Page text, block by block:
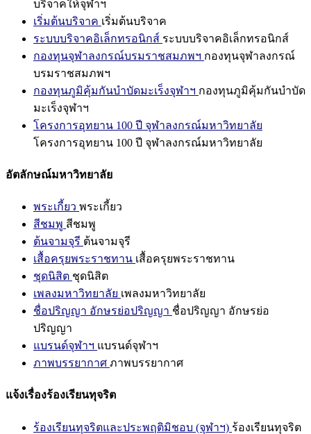
บริจาคให้จุฬาฯ
เริ่มต้นบริจาค เริ่มต้นบริจาค
ระบบบริจาคอิเล็กทรอนิกส์ ระบบบริจาคอิเล็กทรอนิกส์
กองทุนจุฬาลงกรณ์บรมราชสมภพฯ กองทุนจุฬาลงกรณ์
บรมราชสมภพฯ
กองทุนภูมิคุ้มกันบำบัดมะเร็งจุฬาฯ กองทุนภูมิคุ้มกันบำบัด
มะเร็งจุฬาฯ
โครงการอุทยาน 100 ปี จุฬาลงกรณ์มหาวิทยาลัย
โครงการอุทยาน 100 ปี จุฬาลงกรณ์มหาวิทยาลัย
อัตลักษณ์มหาวิทยาลัย
พระเกี้ยว พระเกี้ยว
สีชมพู สีชมพู
ต้นจามจุรี ต้นจามจุรี
เสื้อครุยพระราชทาน เสื้อครุยพระราชทาน
ชุดนิสิต ชุดนิสิต
เพลงมหาวิทยาลัย เพลงมหาวิทยาลัย
ชื่อปริญญา อักษรย่อปริญญา ชื่อปริญญา อักษรย่อ
ปริญญา
แบรนด์จุฬาฯ แบรนด์จุฬาฯ
ภาพบรรยากาศ ภาพบรรยากาศ
แจ้งเรื่องร้องเรียนทุจริต
ร้องเรียนทุจริตและประพฤติมิชอบ (จุฬาฯ) ร้องเรียนทุจริต